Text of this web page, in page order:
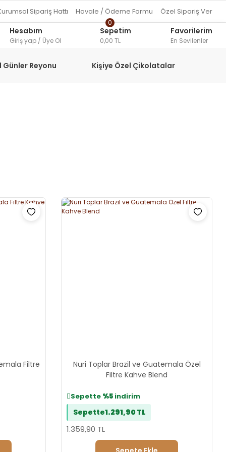
Sipariş Hattı Havale / Ödeme Formu Özel Sipariş Ver
Hesabım
Giriş yap / Üye Ol
0
Sepetim
0,00 TL
Favorilerim
En Sevilenler
Günler Reyonu Kişiye Özel Çikolatalar
Filtre
Nuri Toplar Brazil ve Guatemala Özel
Filtre Kahve Blend
Sepette %5 indirim
Sepette1.291,90 TL
1.359,90 TL